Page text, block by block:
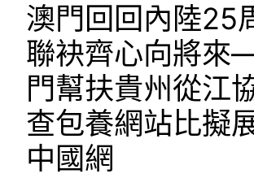
澳門回回內陸25
聯袂齊心向將
門幫扶貴州從江
查包養網站比擬
中國網